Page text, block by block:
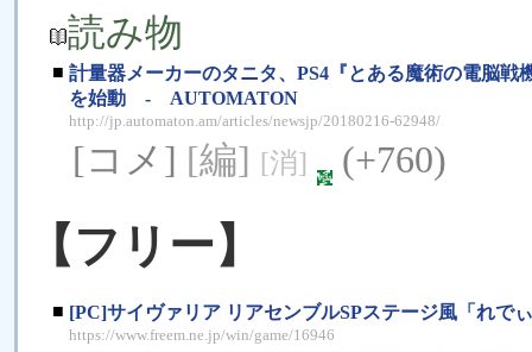
読み物
■ 計量器メーカーのタニタ、PS4『とある魔術の電脳
を始動 - AUTOMATON
http://jp.automaton.am/articles/newsjp/20180216-62948/
[コメ] [編] [消] (+760)
【フリー】
■ [PC]サイヴァリア リアセンブルSPステージ風「れで
https://www.freem.ne.jp/win/game/16946